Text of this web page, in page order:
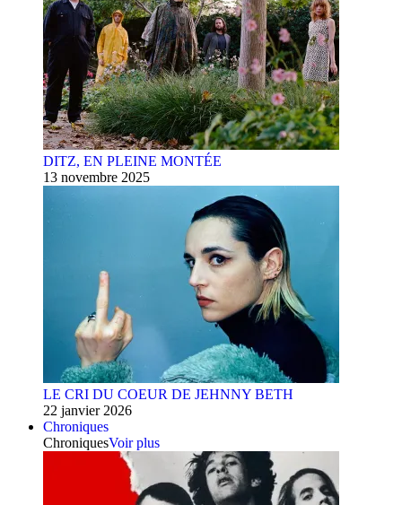
DITZ, EN PLEINE MONTÉE
13 novembre 2025
LE CRI DU COEUR DE JEHNNY BETH
22 janvier 2026
Chroniques
ChroniquesVoir plus